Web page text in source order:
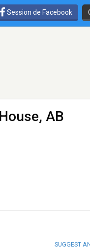
Session de Facebook
AB
SUGGEST